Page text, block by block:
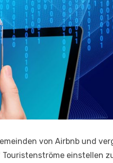
von Airbnb und
einstellen